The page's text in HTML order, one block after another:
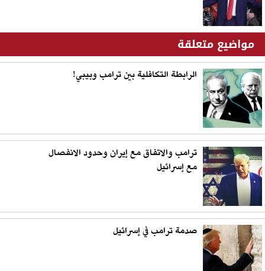
مواضيع متعلقة
الرابطة التكافلية بين ترامب وبيبي!
ترامب والاتفاق مع إيران وحدود الانفصال
مع إسرائيل
صدمة ترامب في إسرائيل